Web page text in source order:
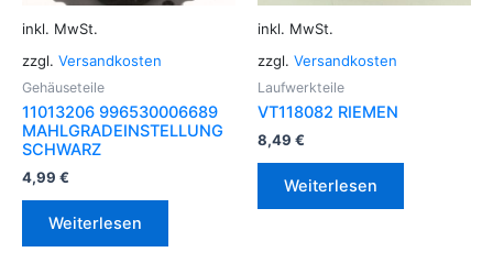
inkl. MwSt.
zzgl. Versandkosten
Gehäuseteile
11013206 996530006689
MAHLGRADEINSTELLUNG
SCHWARZ
4,99 €
Weiterlesen
inkl. MwSt.
zzgl. Versandkosten
Laufwerkteile
VT118082 RIEMEN
8,49 €
Weiterlesen